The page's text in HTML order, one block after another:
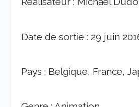
Date de sortie : 29 juin
Pays : Belgique, France,